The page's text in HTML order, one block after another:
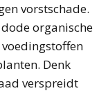
vorstschade.
organische
Denk
verspreidt